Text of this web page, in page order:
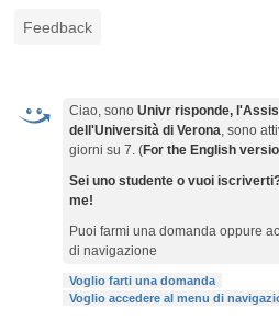
Feedback
Ciao, sonoUnivr risponde,
dell'Università di Verona, sono
giorni su 7. (For the English
Sei uno studente o vuoi
me!
Puoi farmi una domanda oppure
di navigazione
Voglio farti una domanda
Voglio accedere al menu di